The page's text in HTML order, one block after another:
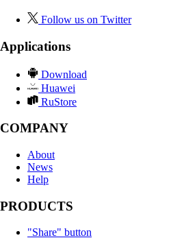
Follow us on Twitter
Applications
Download
Huawei
RuStore
COMPANY
About
News
Help
PRODUCTS
"Share" button